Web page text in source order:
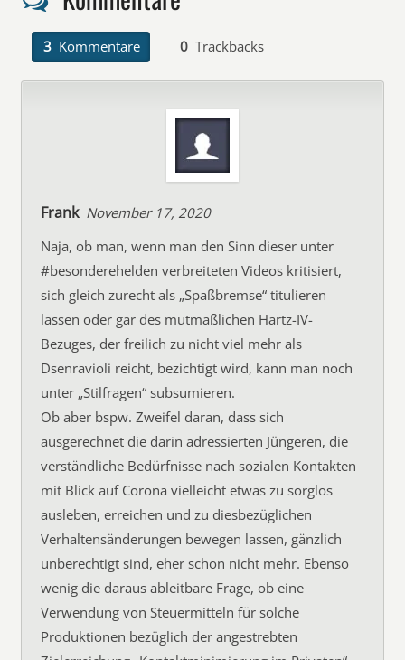
3 Kommentare 0 Trackbacks
Frank November 17, 2020
Naja, ob man, wenn man den Sinn dieser unter
#besonderehelden verbreiteten Videos kritisiert,
sich gleich zurecht als „Spaßbremse“ titulieren
lassen oder gar des mutmaßlichen Hartz-IV-
Bezuges, der freilich zu nicht viel mehr als
Dsenravioli reicht, bezichtigt wird, kann man noch
unter „Stilfragen“ subsumieren.
Ob aber bspw. Zweifel daran, dass sich
ausgerechnet die darin adressierten Jüngeren, die
verständliche Bedürfnisse nach sozialen Kontakten
mit Blick auf Corona vielleicht etwas zu sorglos
ausleben, erreichen und zu diesbezüglichen
Verhaltensänderungen bewegen lassen, gänzlich
unberechtigt sind, eher schon nicht mehr. Ebenso
wenig die daraus ableitbare Frage, ob eine
Verwendung von Steuermitteln für solche
Produktionen bezüglich der angestrebten